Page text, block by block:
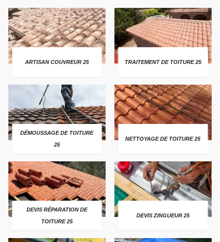
ARTISAN COUVREUR 25 TRAITEMENT DE TOITURE 25
DÉMOUSSAGE DE TOITURE
25
NETTOYAGE DE TOITURE 25
DEVIS RÉPARATION DE
TOITURE 25
DEVIS ZINGUEUR 25